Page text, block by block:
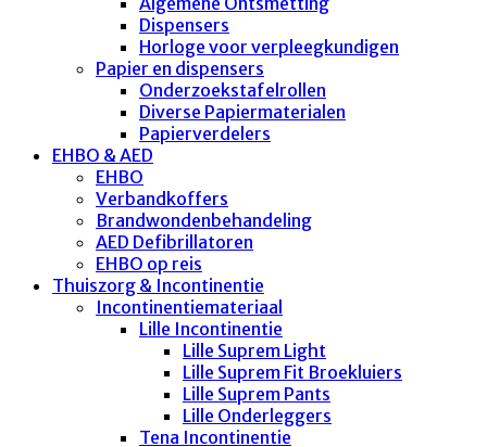
Dispensers
Horloge voor verpleegkundigen
Papier en dispensers
Onderzoekstafelrollen
Diverse Papiermaterialen
Papierverdelers
EHBO & AED
EHBO
Verbandkoffers
Brandwondenbehandeling
AED Defibrillatoren
EHBO op reis
Thuiszorg & Incontinentie
Incontinentiemateriaal
Lille Incontinentie
Lille Suprem Light
Lille Suprem Fit Broekluiers
Lille Suprem Pants
Lille Onderleggers
Tena Incontinentie